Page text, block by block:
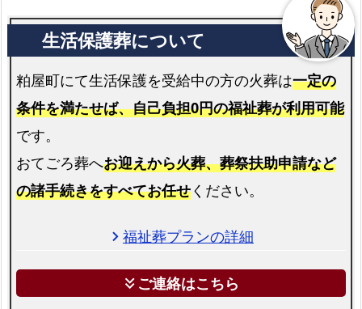
2
プ
ラ
町
で
直
プ
ラ
粕屋町にて生活保護を受給中の方の火葬は一定の
条件を満たせば、自己負担0円の福祉葬が利用可能
です。
おてごろ葬へお迎えから火葬、葬祭扶助申請など
の諸手続きをすべてお任せください。
chevron_right福祉葬プランの詳細
keyboard_double_arrow_downご連絡はこちら